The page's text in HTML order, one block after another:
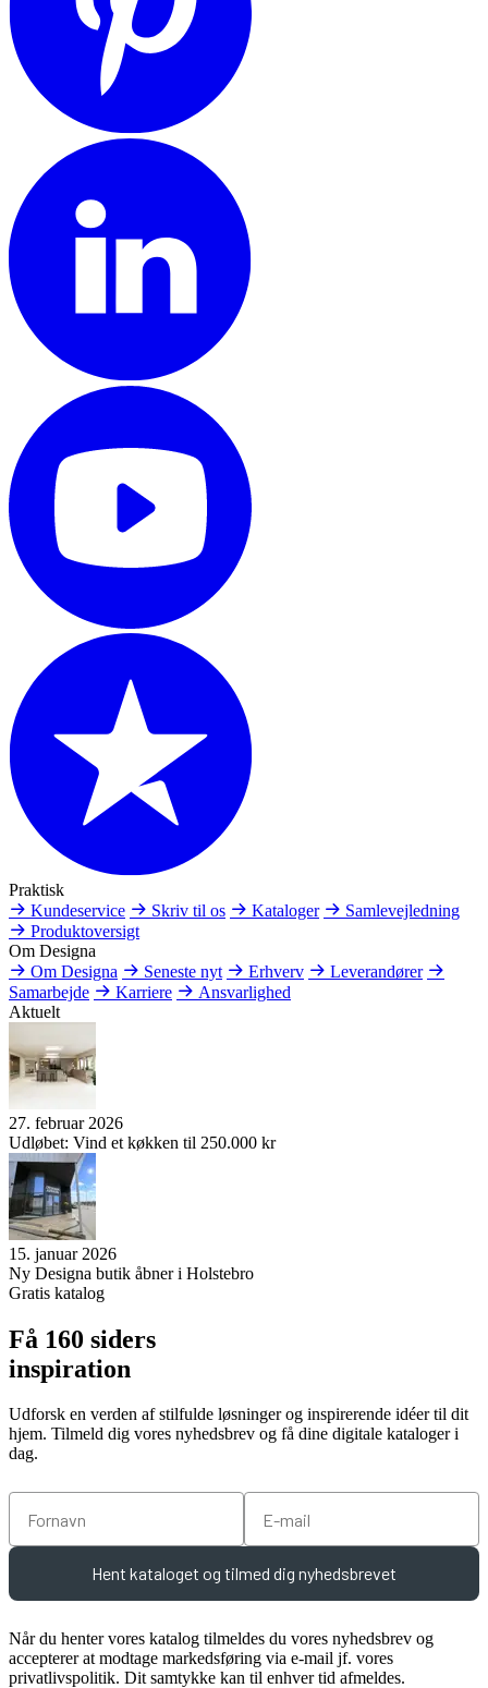
Praktisk
Kundeservice
Skriv til os Kataloger
Samlevejledning
Produktoversigt
Om Designa
Om Designa
Seneste nyt Erhverv
Leverandører
Samarbejde
Karriere
Ansvarlighed
Aktuelt
27. februar 2026
Udløbet: Vind et køkken til 250.000 kr
15. januar 2026
Ny Designa butik åbner i Holstebro
Gratis katalog
Få 160 siders
inspiration
Udforsk en verden af stilfulde løsninger og inspirerende idéer til dit
hjem. Tilmeld dig vores nyhedsbrev og få dine digitale kataloger i
dag.
Fornavn Email
Hent kataloget og tilmed dig nyhedsbrevet
Når du henter vores katalog tilmeldes du vores nyhedsbrev og
accepterer at modtage markedsføring via e-mail jf. vores
privatlivspolitik. Dit samtykke kan til enhver tid afmeldes.